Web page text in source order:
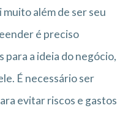
além de ser seu
é preciso
para a ideia do negócio,
É necessário ser
evitar riscos e gastos